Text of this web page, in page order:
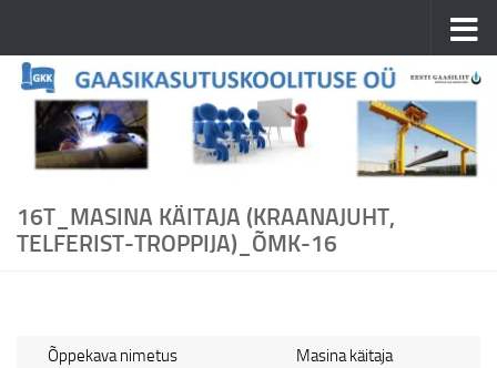
16T_MASINA KÄITAJA (KRAANAJUHT,
TELFERIST-TROPPIJA)_ÕMK-16
Õppekava nimetus Masina käitaja